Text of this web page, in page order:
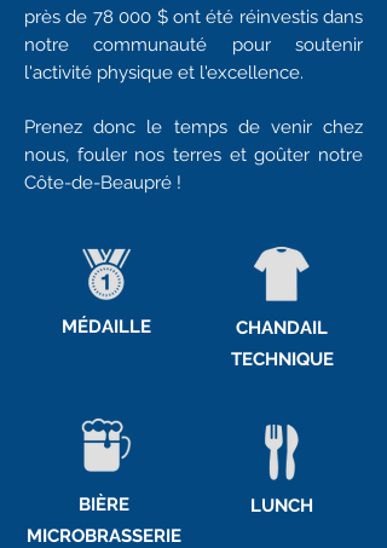
près de 78 000 $ ont été réinvestis dans
notre communauté pour soutenir
l'activité physique et l'excellence.
Prenez donc le temps de venir chez
nous, fouler nos terres et goûter notre
Côte-de-Beaupré !
MÉDAILLE
CHANDAIL
TECHNIQUE
BIÈRE
MICROBRASSERIE
LUNCH